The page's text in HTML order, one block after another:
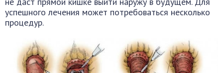
успешного лечения может потребоваться несколько
процедур.